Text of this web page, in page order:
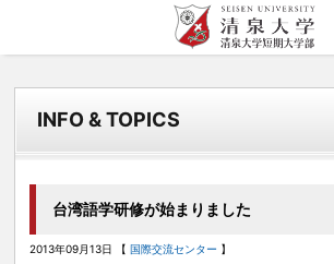
女学院短期大学
INFO & TOPICS
台湾語学研修が始まりました
2013年09月13日 【 国際交流センター 】
清泉女学院について
清泉女学院について トップ
学長メッセージ
清泉女学院の変革への取り組み
清泉での学び
清泉での学び トップ
インターンシップ
入試情報
入試情報 トップ
資料請求
キャンパスライフ
キャンパスライフ トップ
キャンパスマップ
サークル・クラブ
学内施設
図書館
国際交流センター
キャリア支援課
このサイトについて
サイトマップ
目的者別
受験生の方へ
卒業生の方へ
一般・企業の方へ